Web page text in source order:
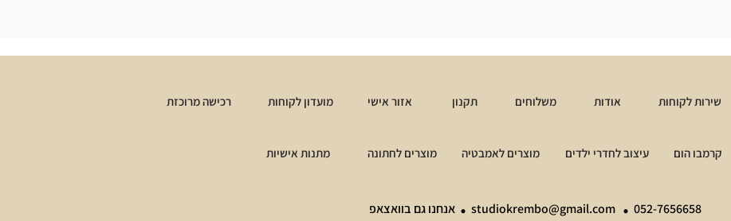
רכישה מרוכזת מועדון לקוחות אזור אישי תקנון משלוחים אודות שירות לקוחות
מתנות אישיות מוצרים לחתונה מוצרים לאמבטיה עיצוב לחדרי ילדים קרמבו הום
052-7656658
.
studiokrembo@gmail.com
. אנחנו גם בוואצאפ